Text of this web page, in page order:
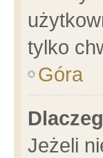
tylko
Góra
Jeżeli